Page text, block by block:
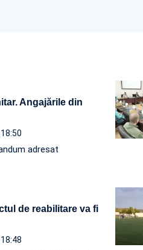
Angajările din
adresat
de reabilitare va fi